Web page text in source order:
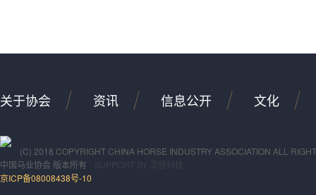
关于协会 资讯 信息公开 文化
(C) 2018 COPYRIGHT CHINA HORSE INDUSTRY ASSOCIATION ALL
中国马业协会 版本所有
京ICP备08008438号-10